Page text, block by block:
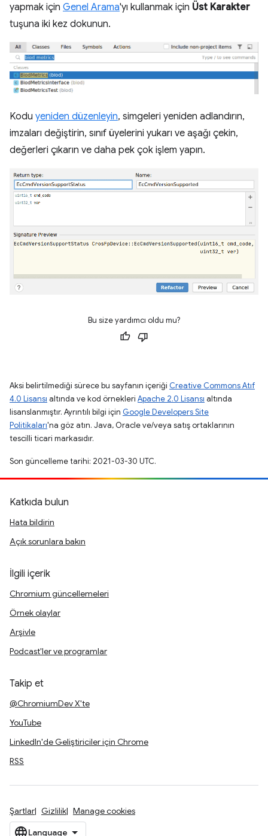
yapmak için Genel Arama'yı kullanmak için Üst Karakter
tuşuna iki kez dokunun.
Kodu yeniden düzenleyin, simgeleri yeniden adlandırın,
imzaları değiştirin, sınıf üyelerini yukarı ve aşağı çekin,
değerleri çıkarın ve daha pek çok işlem yapın.
Bu size yardımcı oldu mu?
Aksi belirtilmediği sürece bu sayfanın içeriği Creative Commons Atıf
4.0 Lisansı altında ve kod örnekleri Apache 2.0 Lisansı altında
lisanslanmıştır. Ayrıntılı bilgi için Google Developers Site
Politikaları'na göz atın. Java, Oracle ve/veya satış ortaklarının
tescilli ticari markasıdır.
Son güncelleme tarihi: 2021-03-30 UTC.
Katkıda bulun
Hata bildirin
Açık sorunlara bakın
İlgili içerik
Chromium güncellemeleri
Örnek olaylar
Arşivle
Podcast'ler ve programlar
Takip et
@ChromiumDev X'te
YouTube
LinkedIn'de Geliştiriciler için Chrome
RSS
Şartlar Gizlilik Manage cookies